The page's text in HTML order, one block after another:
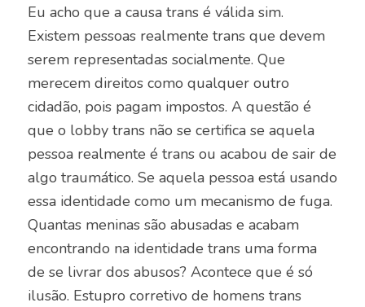
Eu acho que a causa trans é válida sim.
Existem pessoas realmente trans que devem
serem representadas socialmente. Que
merecem direitos como qualquer outro
cidadão, pois pagam impostos. A questão é
que o lobby trans não se certifica se aquela
pessoa realmente é trans ou acabou de sair de
algo traumático. Se aquela pessoa está usando
essa identidade como um mecanismo de fuga.
Quantas meninas são abusadas e acabam
encontrando na identidade trans uma forma
de se livrar dos abusos? Acontece que é só
ilusão. Estupro corretivo de homens trans